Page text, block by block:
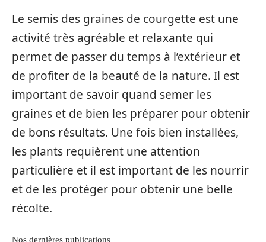
Le semis des graines de courgette est une
activité très agréable et relaxante qui
permet de passer du temps à l’extérieur et
de profiter de la beauté de la nature. Il est
important de savoir quand semer les
graines et de bien les préparer pour obtenir
de bons résultats. Une fois bien installées,
les plants requièrent une attention
particulière et il est important de les nourrir
et de les protéger pour obtenir une belle
récolte.
Nos dernières publications